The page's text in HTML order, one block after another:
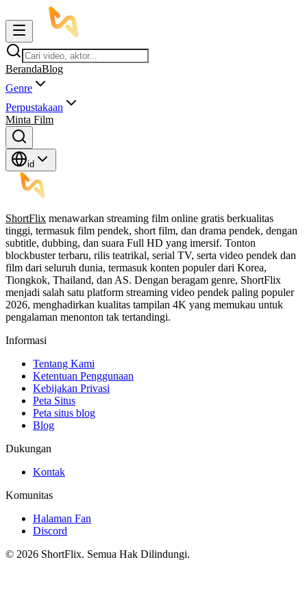
BerandaBlog
Genre
Perpustakaan
Minta Film
id
ShortFlix menawarkan streaming film online gratis berkualitas
tinggi, termasuk film pendek, short film, dan drama pendek, dengan
subtitle, dubbing, dan suara Full HD yang imersif. Tonton
blockbuster terbaru, rilis teatrikal, serial TV, serta video pendek dan
film dari seluruh dunia, termasuk konten populer dari Korea,
Tiongkok, Thailand, dan AS. Dengan beragam genre, ShortFlix
menjadi salah satu platform streaming video pendek paling populer
2026, menghadirkan kualitas tampilan 4K yang memukau untuk
pengalaman menonton tak tertandingi.
Informasi
Tentang Kami
Ketentuan Penggunaan
Kebijakan Privasi
Peta Situs
Peta situs blog
Blog
Dukungan
Kontak
Komunitas
Halaman Fan
Discord
© 2026 ShortFlix. Semua Hak Dilindungi.